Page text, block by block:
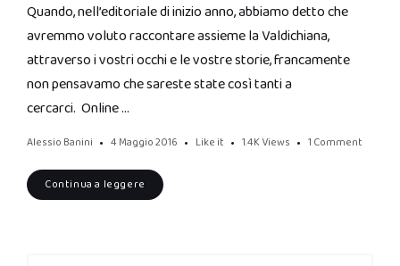
Quando, nell’editoriale di inizio anno, abbiamo detto che
avremmo voluto raccontare assieme la Valdichiana,
attraverso i vostri occhi e le vostre storie, francamente
non pensavamo che sareste state così tanti a
cercarci. Online …
Alessio Banini 4 Maggio 2016 Like it 1.4K Views 1 Comment
Continua a leggere